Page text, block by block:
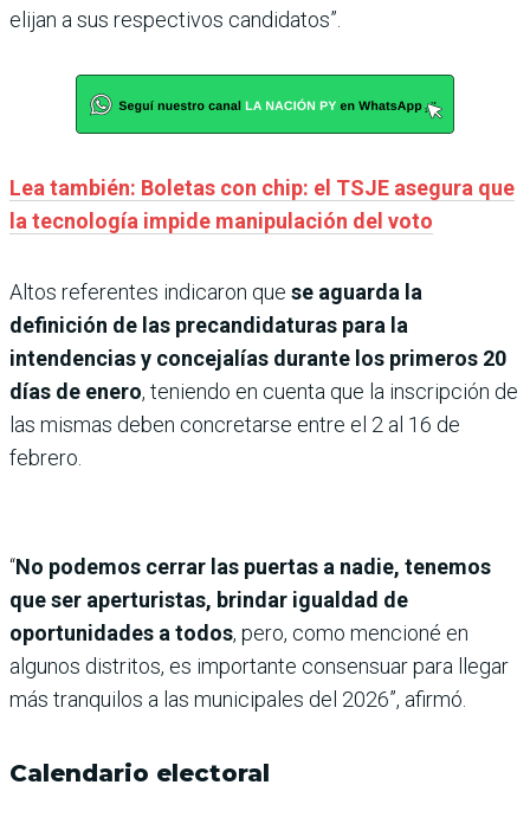
elijan a sus respectivos candidatos”.
Lea también: Boletas con chip: el TSJE asegura que
la tecnología impide manipulación del voto
Altos referentes indicaron que se aguarda la
definición de las precandidaturas para la
intendencias y concejalías durante los primeros 20
días de enero, teniendo en cuenta que la inscripción de
las mismas deben concretarse entre el 2 al 16 de
febrero.
“No podemos cerrar las puertas a nadie, tenemos
que ser aperturistas, brindar igualdad de
oportunidades a todos, pero, como mencioné en
algunos distritos, es importante consensuar para llegar
más tranquilos a las municipales del 2026”, afirmó.
Calendario electoral